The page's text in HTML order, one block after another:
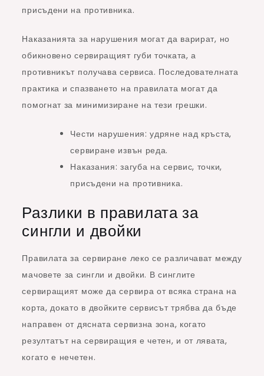
присъдени на противника.
Наказанията за нарушения могат да варират, но
обикновено сервиращият губи точката, а
противникът получава сервиса. Последователната
практика и спазването на правилата могат да
помогнат за минимизиране на тези грешки.
Чести нарушения: удряне над кръста,
сервиране извън реда.
Наказания: загуба на сервис, точки,
присъдени на противника.
Разлики в правилата за
сингли и двойки
Правилата за сервиране леко се различават между
мачовете за сингли и двойки. В синглите
сервиращият може да сервира от всяка страна на
корта, докато в двойките сервисът трябва да бъде
направен от дясната сервизна зона, когато
резултатът на сервиращия е четен, и от лявата,
когато е нечетен.